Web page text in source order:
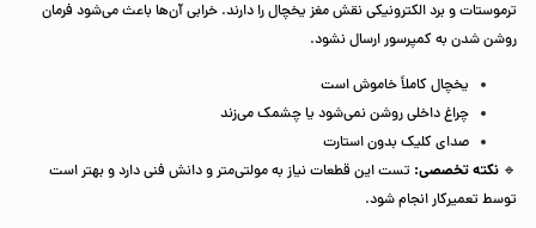
ترموستات و برد الکترونیکی نقش مغز یخچال را دارند. خرابی آن‌ها باعث می‌شود فرمان
روشن شدن به کمپرسور ارسال نشود.
یخچال کاملاً خاموش است
چراغ داخلی روشن نمی‌شود یا چشمک می‌زند
صدای کلیک بدون استارت
🔹 نکته تخصصی: تست این قطعات نیاز به مولتی‌متر و دانش فنی دارد و بهتر است
توسط تعمیرکار انجام شود.